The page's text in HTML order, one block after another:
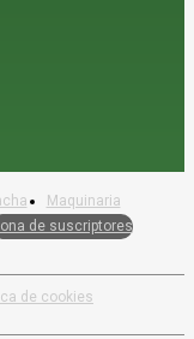
de cookies
Maquinaria
de suscriptores